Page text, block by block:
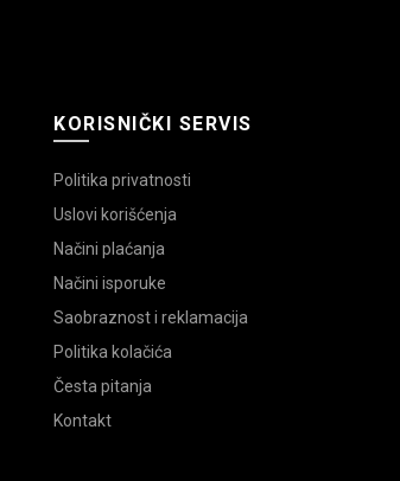
KORISNIČKI SERVIS
Politika privatnosti
Uslovi korišćenja
Načini plaćanja
Načini isporuke
Saobraznost i reklamacija
Politika kolačića
Česta pitanja
Kontakt